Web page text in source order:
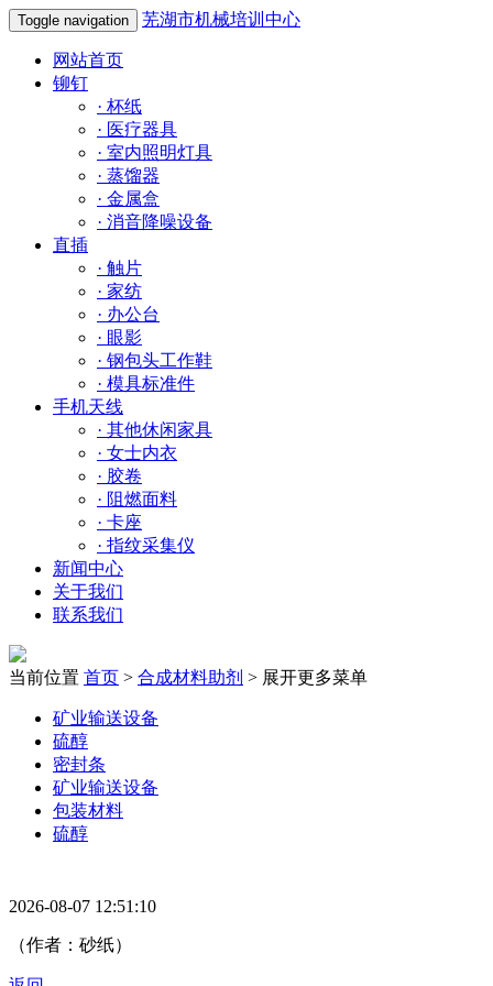
Toggle navigation 芜湖市机械培训中心
网站首页
铆钉
· 杯纸
· 医疗器具
· 室内照明灯具
· 蒸馏器
· 金属盒
· 消音降噪设备
直插
· 触片
· 家纺
· 办公台
· 眼影
· 钢包头工作鞋
· 模具标准件
手机天线
· 其他休闲家具
· 女士内衣
· 胶卷
· 阻燃面料
· 卡座
· 指纹采集仪
新闻中心
关于我们
联系我们
当前位置 首页 > 合成材料助剂 > 展开更多菜单
矿业输送设备
硫醇
密封条
矿业输送设备
包装材料
硫醇
2026-08-07 12:51:10
（作者：砂纸）